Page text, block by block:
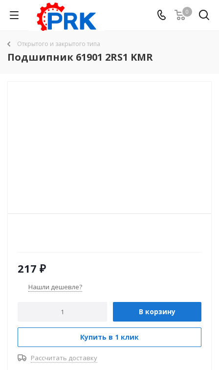
0
Открытого и закрытого типа
Подшипник 61901 2RS1 KMR
217 ₽
Нашли дешевле?
В корзину
Купить в 1 клик
Рассчитать доставку